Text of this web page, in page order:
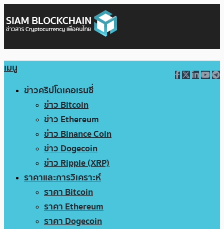
เมนู
ข่าวคริปโตเคอเรนซี่
ข่าว Bitcoin
ข่าว Ethereum
ข่าว Binance Coin
ข่าว Dogecoin
ข่าว Ripple (XRP)
ราคาและการวิเคราะห์
ราคา Bitcoin
ราคา Ethereum
ราคา Dogecoin